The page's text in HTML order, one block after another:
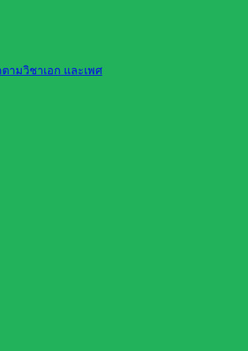
ามวิชาเอก และเพศ